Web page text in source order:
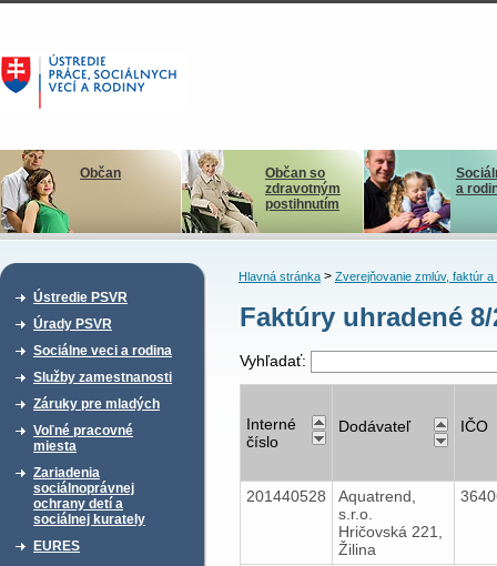
Občan
Občan so
zdravotným
postihnutím
a
Ústredie PSVR
Úrady PSVR
Sociálne veci a rodina
Služby zamestnanosti
Záruky pre mladých
Voľné pracovné
miesta
Zariadenia
sociálnoprávnej
ochrany detí a
sociálnej kurately
EURES
Hlavná stránka> Zverejňovanie zmlúv, faktúr a
Faktúry uhradené
Vyhľadať:
Interné
číslo
Dodávateľ IČO
201440528
Aquatrend,
s.r.o.
Hričovská 221,
Žilina